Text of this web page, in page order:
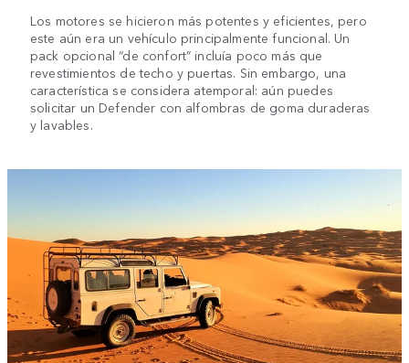
Los motores se hicieron más potentes y eficientes, pero
este aún era un vehículo principalmente funcional. Un
pack opcional “de confort” incluía poco más que
revestimientos de techo y puertas. Sin embargo, una
característica se considera atemporal: aún puedes
solicitar un Defender con alfombras de goma duraderas
y lavables.